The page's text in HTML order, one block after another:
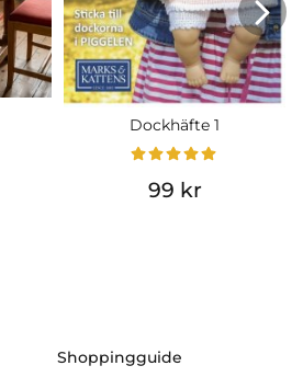
Dockhäfte 1
99 kr
Shoppingguide